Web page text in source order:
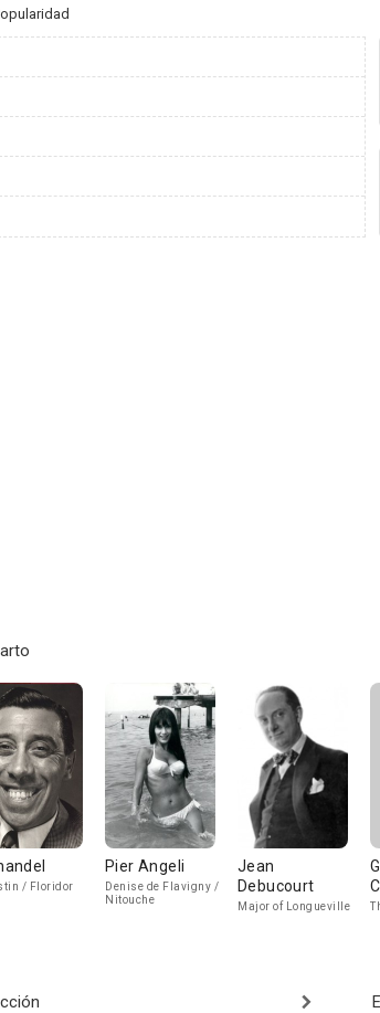
/ Floridor
Pier Angeli
Denise de Flavigny /
Nitouche
Jean
Debucourt
Major of Longueville